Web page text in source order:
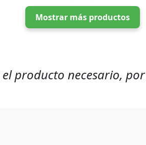
Mostrar más productos
producto necesario,